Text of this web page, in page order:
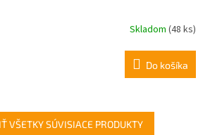
Skladom (48 ks)
Do košíka
VŠETKY SÚVISIACE PRODUKTY